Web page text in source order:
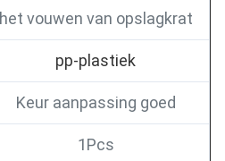
het vouwen van opslagkrat
pp-plastiek
Keur aanpassing goed
1Pcs